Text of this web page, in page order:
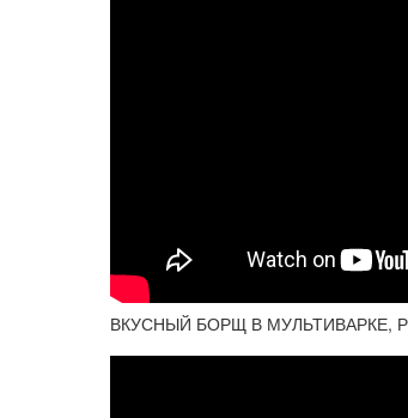
ВКУСНЫЙ БОРЩ В МУЛЬТИВАРКЕ,